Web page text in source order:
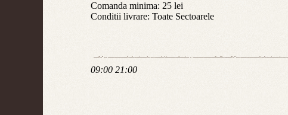
Comanda minima: 25 lei
Conditii livrare: Toate Sectoarele
09:00 21:00